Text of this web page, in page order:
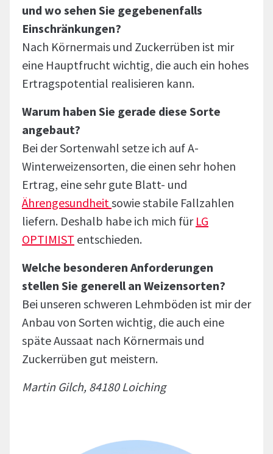
und wo sehen Sie gegebenenfalls
Einschränkungen?
Nach Körnermais und Zuckerrüben ist mir
eine Hauptfrucht wichtig, die auch ein hohes
Ertragspotential realisieren kann.
Warum haben Sie gerade diese Sorte
angebaut?
Bei der Sortenwahl setze ich auf A-
Winterweizensorten, die einen sehr hohen
Ertrag, eine sehr gute Blatt- und
Ährengesundheit sowie stabile Fallzahlen
liefern. Deshalb habe ich mich für LG
OPTIMIST entschieden.
Welche besonderen Anforderungen
stellen Sie generell an Weizensorten?
Bei unseren schweren Lehmböden ist mir der
Anbau von Sorten wichtig, die auch eine
späte Aussaat nach Körnermais und
Zuckerrüben gut meistern.
Martin Gilch, 84180 Loiching